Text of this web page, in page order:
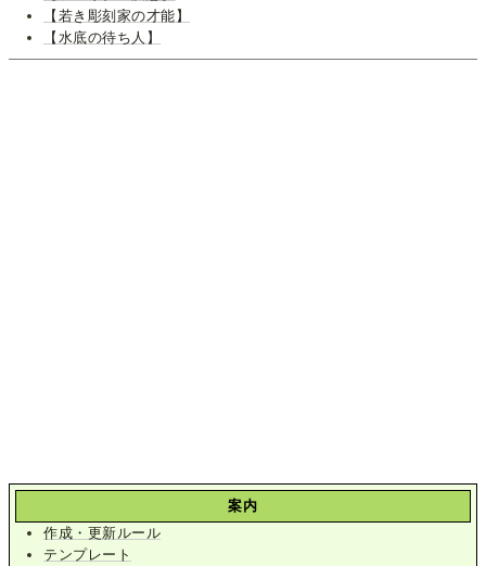
【若き彫刻家の才能】
【水底の待ち人】
案内
作成・更新ルール
テンプレート